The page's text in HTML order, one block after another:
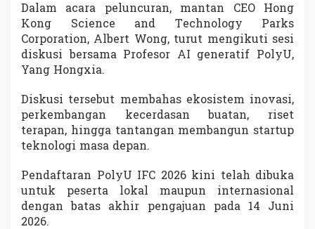
Dalam acara peluncuran, mantan CEO Hong
Kong Science and Technology Parks
Corporation, Albert Wong, turut mengikuti sesi
diskusi bersama Profesor AI generatif PolyU,
Yang Hongxia.
Diskusi tersebut membahas ekosistem inovasi,
perkembangan kecerdasan buatan, riset
terapan, hingga tantangan membangun startup
teknologi masa depan.
Pendaftaran PolyU IFC 2026 kini telah dibuka
untuk peserta lokal maupun internasional
dengan batas akhir pengajuan pada 14 Juni
2026.